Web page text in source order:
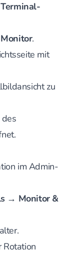
Terminal-
Monitor.
mit
zu
im Admin-
→ Monitor &
Rotation